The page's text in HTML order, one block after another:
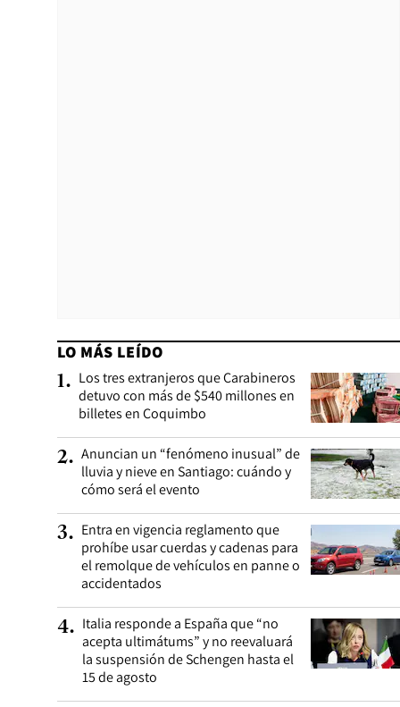
LO MÁS LEÍDO
1. Los tres extranjeros que Carabineros
detuvo con más de $540 millones en
billetes en Coquimbo
2. Anuncian un “fenómeno inusual” de
lluvia y nieve en Santiago: cuándo y
cómo será el evento
3. Entra en vigencia reglamento que
prohíbe usar cuerdas y cadenas para
el remolque de vehículos en panne o
accidentados
4. Italia responde a España que “no
acepta ultimátums” y no reevaluará
la suspensión de Schengen hasta el
15 de agosto